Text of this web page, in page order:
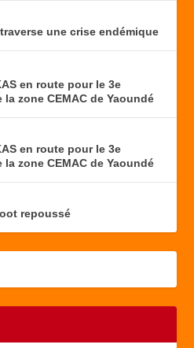
une crise endémique
en route pour le 3e
zone CEMAC de Yaoundé
en route pour le 3e
zone CEMAC de Yaoundé
repoussé